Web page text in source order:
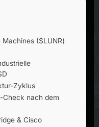
Machines ($LUNR)
Zyklus
Check nach dem
& Cisco